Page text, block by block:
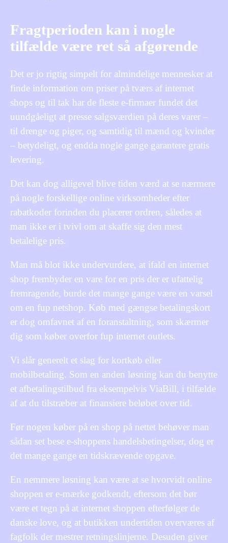
Fragtperioden kan i nogle
tilfælde være ret så afgørende
Det er jo rigtig simpelt for almindelige mennesker at
finde information om priser på tværs af internet
shops og til tak har de fleste e-firmaer fundet det
uundgåeligt at presse salgsværdien på deres varer –
til drenge og piger, og samtidig til mænd og kvinder
– betydeligt, og endda nogle gange garantere gratis
levering.
Det kan dog alligevel blive tiden værd at se nærmere
på nogle forskellige online virksomheder efter
rabatkoder forinden du placerer ordren, således at
man ikke er i tvivl om at skaffe sig den mest
betalelige pris.
Man må blot ikke undervurdere, at ifald en internet
shop frembyder en vare for en pris der er ufattelig
fremragende, burde det mange gange være en varsel
om en fup netshop. Køb med gængse betalingskort
er dog omfavnet af en foranstaltning, som skærmer
dig som køber overfor fup internet outlets.
Vi slår generelt et slag for kortkøb eller
mobilbetaling. Som en anden løsning kan du benytte
et afbetalingstilbud fra eksempelvis ViaBill, i tilfælde
af at du tilstræber at finansiere beløbet over tid.
Før nogen køber på en shop på nettet behøver man
sådan set bese e-shoppens handelsbetingelser, dog er
det mange gange en tidskrævende opgave.
En nemmere løsning kan være at se hvorvidt online
shoppen er e-mærke godkendt, eftersom det bør
være et tegn på at internet shoppen efterfølger de
danske love, og at butikken undertiden overværes af
fagfolk der mestrer retningslinjerne. Desuden giver